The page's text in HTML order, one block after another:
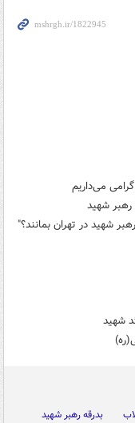
می‌داریم
شهید
شهید در تهران بمانند؟"
شهید
بدرقه رهبر شهید